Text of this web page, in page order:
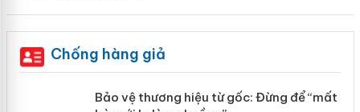
Chống hàng giả
Bảo vệ thương hiệu từ gốc: Đừng để